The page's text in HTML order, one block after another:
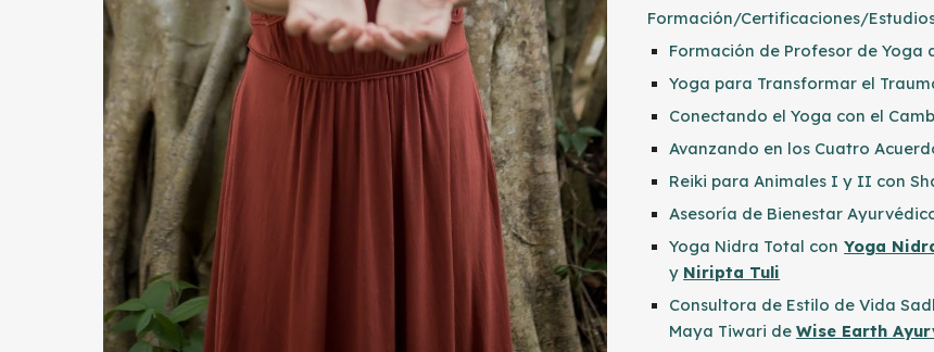
Formación/Certificaciones/
Formación de Profesor de Yoga
Yoga para Transformar el
Conectando el Yoga con el
Avanzando en los Cuatro
Reiki para Animales I y II con
Asesoría de Bienestar
Yoga Nidra Total con Yoga
y Niripta Tuli
Consultora de Estilo de Vida
Maya Tiwari deWise Earth